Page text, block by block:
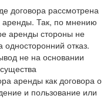
договора рассмотрена
аренды. Так, по мнению
аренды стороны не
отказ.
не на основании
аренды как договора о
и пользование или